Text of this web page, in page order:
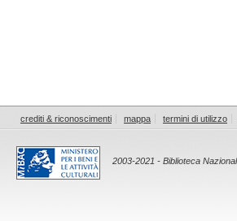
crediti & riconoscimenti mappa termini di utilizzo
2003-2021 - Biblioteca